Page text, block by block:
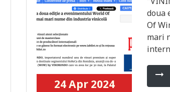
24 Apr 2024
doua
Of
mari
arrow_right_alt